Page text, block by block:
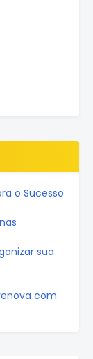
o Sucesso
sua
com